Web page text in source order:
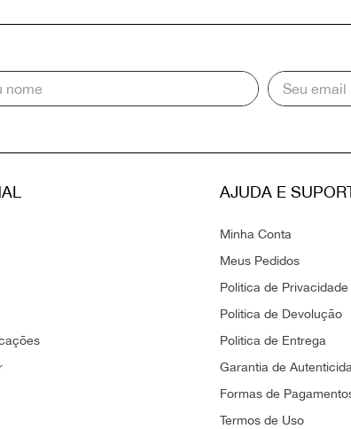
AJUDA E
Minha Conta
Meus Pedidos
Politica de Privacidade
Politica de Devolução
Politica de Entrega
Garantia de
Formas de
Termos de Uso